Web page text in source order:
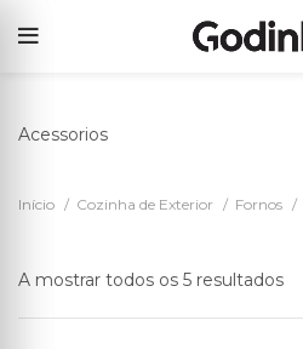
Acessorios
Início Cozinha de Exterior Fornos
A mostrar todos os 5 resultados